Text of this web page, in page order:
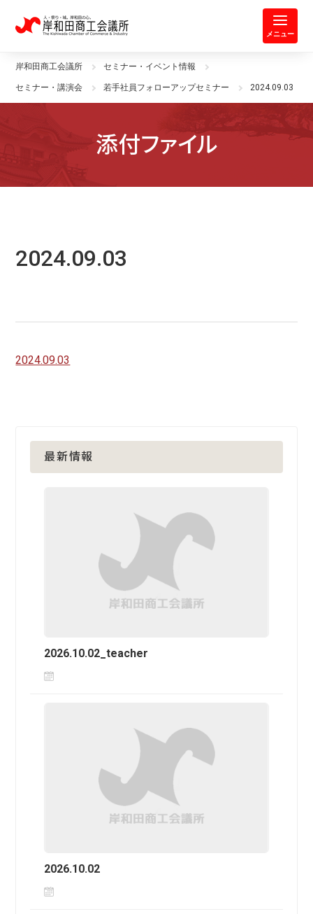
岸和田商工会議所 | 人・祭り・城。
メニュー
岸和田商工会議所 セミナー・イベント情報
セミナー・講演会 若手社員フォローアップセミナー 2024.09.03
添付ファイル
2024.09.03
2024.09.03
最新情報
2026.10.02_teacher
2026.10.02